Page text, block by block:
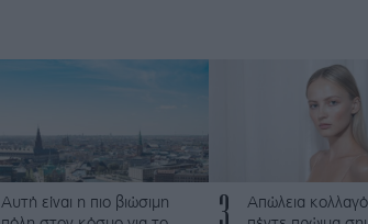
Αυτή είναι η πιο βιώσιμη
Απώλεια